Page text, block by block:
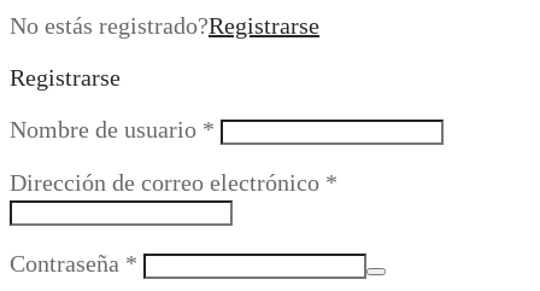
No estás registrado?Registrarse
Registrarse
Nombre de usuario * Obligatorio
Dirección de correo electrónico *
Contraseña * Obligatorio